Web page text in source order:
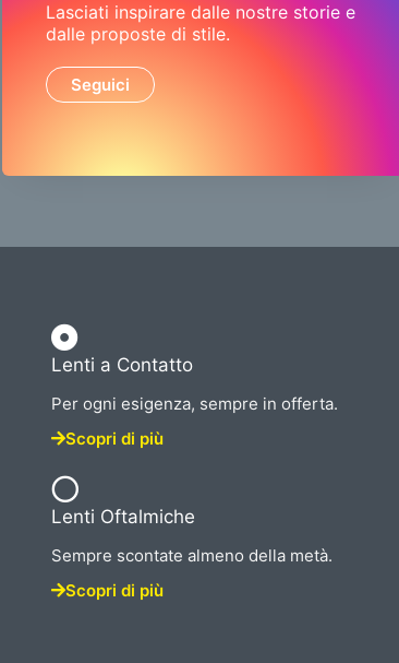
Lasciati inspirare dalle nostre storie e
dalle proposte di stile.
Seguici
Lenti a Contatto
Per ogni esigenza, sempre in offerta.
Scopri di più
Lenti Oftalmiche
Sempre scontate almeno della metà.
Scopri di più